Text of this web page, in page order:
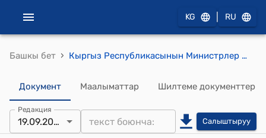
KG RU
Башкы бет › Кыргыз Республикасынын Министрлер Кабинетинин 2024-жылдын 10-майындагы № 229 "Чек талап кылып, байге утуп ал!" кызыктыруучу лотереясынын байге фондун түзүү маселелери боюнча Кыргыз Республикасынын Министрлер Кабинетинин айрым чечимдерине өзгөртүүлөрдү киргизүү тууралуу" токтому
Документ Маалыматтар Шилтеме документтер
Редакция
19.09.2025 Салыштыруу